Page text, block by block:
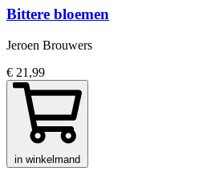
Bittere bloemen
Jeroen Brouwers
€ 21,99
in winkelmand